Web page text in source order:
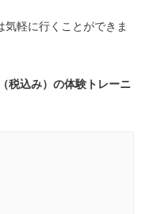
軽に行くことができま
税込み）の体験トレーニ